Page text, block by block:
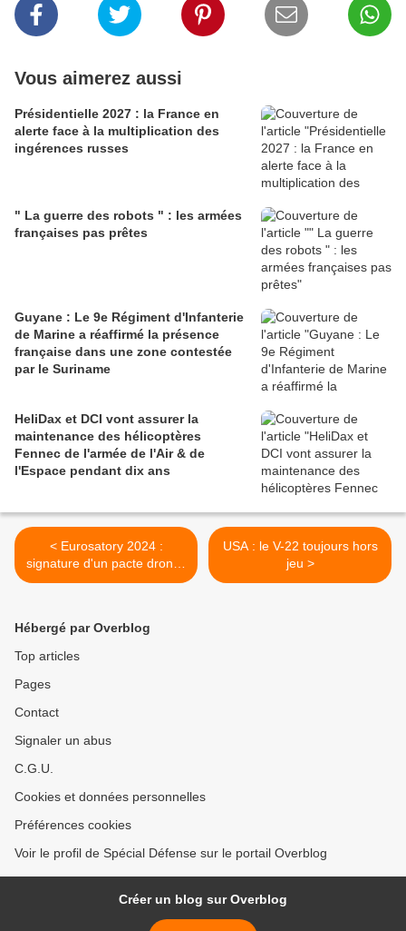
Vous aimerez aussi
Présidentielle 2027 : la France en
alerte face à la multiplication des
ingérences russes
" La guerre des robots " : les armées
françaises pas prêtes
Guyane : Le 9e Régiment d'Infanterie
de Marine a réaffirmé la présence
française dans une zone contestée
par le Suriname
HeliDax et DCI vont assurer la
maintenance des hélicoptères
Fennec de l'armée de l'Air & de
l'Espace pendant dix ans
< Eurosatory 2024 :
signature d'un pacte drones
aériens défense piloté par
USA : le V-22 toujours hors
jeu >
Hébergé par Overblog
Top articles
Pages
Contact
Signaler un abus
C.G.U.
Cookies et données personnelles
Préférences cookies
Voir le profil de Spécial Défense sur le portail Overblog
Créer un blog sur Overblog